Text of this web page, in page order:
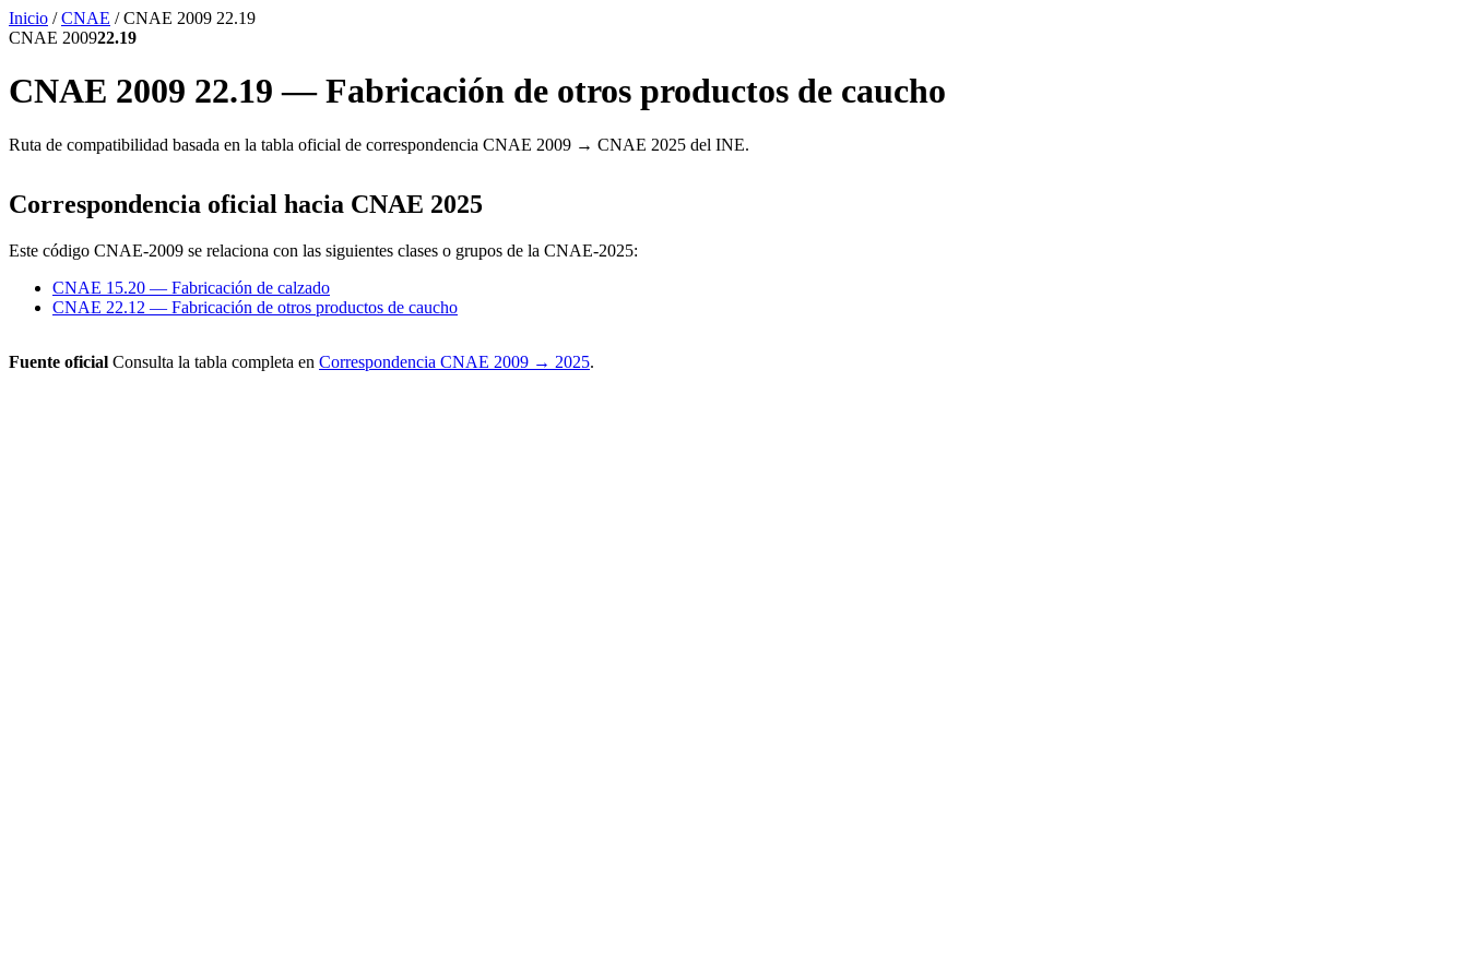
Inicio / CNAE / CNAE 2009 22.19
CNAE 200922.19
CNAE 2009 22.19 — Fabricación de otros productos de caucho
Ruta de compatibilidad basada en la tabla oficial de correspondencia CNAE 2009 → CNAE 2025 del INE.
Correspondencia oficial hacia CNAE 2025
Este código CNAE-2009 se relaciona con las siguientes clases o grupos de la CNAE-2025:
CNAE 15.20 — Fabricación de calzado
CNAE 22.12 — Fabricación de otros productos de caucho
Fuente oficial Consulta la tabla completa en Correspondencia CNAE 2009 → 2025.